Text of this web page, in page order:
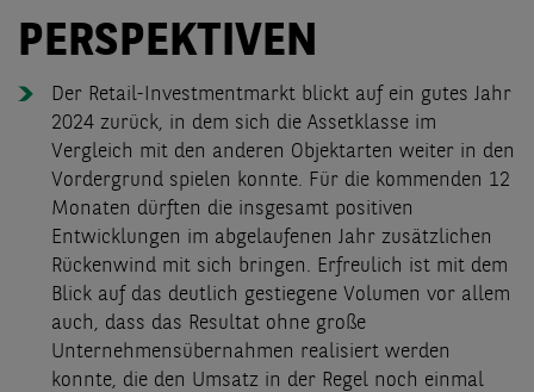
PERSPEKTIVEN
Der Retail-Investmentmarkt blickt auf ein gutes Jahr
2024 zurück, in dem sich die Assetklasse im
Vergleich mit den anderen Objektarten weiter in den
Vordergrund spielen konnte. Für die kommenden 12
Monaten dürften die insgesamt positiven
Entwicklungen im abgelaufenen Jahr zusätzlichen
Rückenwind mit sich bringen. Erfreulich ist mit dem
Blick auf das deutlich gestiegene Volumen vor allem
auch, dass das Resultat ohne große
Unternehmensübernahmen realisiert werden
konnte, die den Umsatz in der Regel noch einmal